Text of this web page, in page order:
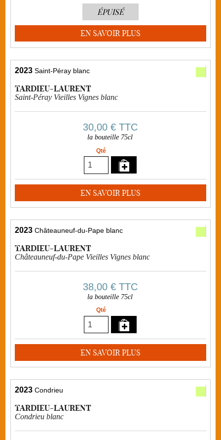
ÉPUISÉ
EN SAVOIR PLUS
2023 Saint-Péray blanc
TARDIEU-LAURENT
Saint-Péray Vieilles Vignes blanc
30,00 €TTC
la bouteille 75cl
Qté
EN SAVOIR PLUS
2023 Châteauneuf-du-Pape blanc
TARDIEU-LAURENT
Châteauneuf-du-Pape Vieilles Vignes blanc
38,00 €TTC
la bouteille 75cl
Qté
EN SAVOIR PLUS
2023 Condrieu
TARDIEU-LAURENT
Condrieu blanc